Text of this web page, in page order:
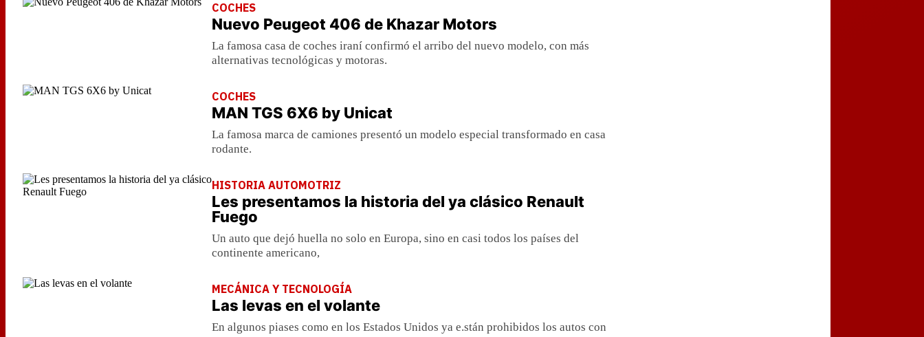
COCHES
Nuevo Peugeot 406 de Khazar Motors
La famosa casa de coches iraní confirmó el arribo del nuevo modelo, con más
alternativas tecnológicas y motoras.
COCHES
MAN TGS 6X6 by Unicat
La famosa marca de camiones presentó un modelo especial transformado en casa
rodante.
HISTORIA AUTOMOTRIZ
Les presentamos la historia del ya clásico Renault
Fuego
Un auto que dejó huella no solo en Europa, sino en casi todos los países del
continente americano,
MECÁNICA Y TECNOLOGÍA
Las levas en el volante
En algunos piases como en los Estados Unidos ya e.stán prohibidos los autos con